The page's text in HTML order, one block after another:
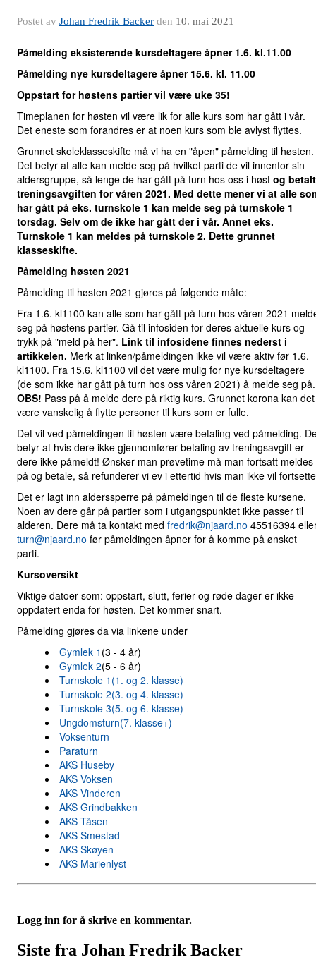
Postet av Johan Fredrik Backer den 10. mai 2021
Påmelding eksisterende kursdeltagere åpner 1.6. kl.11.00
Påmelding nye kursdeltagere åpner 15.6. kl. 11.00
Oppstart for høstens partier vil være uke 35!
Timeplanen for høsten vil være lik for alle kurs som har gått i vår.
Det eneste som forandres er at noen kurs som ble avlyst flyttes.
Grunnet skoleklasseskifte må vi ha en "åpen" påmelding til høsten.
Det betyr at alle kan melde seg på hvilket parti de vil innenfor sin
aldersgruppe, så lenge de har gått på turn hos oss i høst og betalt
treningsavgiften for våren 2021. Med dette mener vi at alle
har gått på eks. turnskole 1 kan melde seg på turnskole 1
torsdag. Selv om de ikke har gått der i vår. Annet eks.
Turnskole 1 kan meldes på turnskole 2. Dette grunnet
klasseskifte.
Påmelding høsten 2021
Påmelding til høsten 2021 gjøres på følgende måte:
Fra 1.6. kl1100 kan alle som har gått på turn hos våren 2021
seg på høstens partier. Gå til infosiden for deres aktuelle kurs og
trykk på "meld på her". Link til infosidene finnes nederst i
artikkelen. Merk at linken/påmeldingen ikke vil være aktiv før 1.6.
kl1100. Fra 15.6. kl1100 vil det være mulig for nye kursdeltagere
(de som ikke har gått på turn hos oss våren 2021) å melde seg på.
OBS! Pass på å melde dere på riktig kurs. Grunnet korona kan det
være vanskelig å flytte personer til kurs som er fulle.
Det vil ved påmeldingen til høsten være betaling ved påmelding.
betyr at hvis dere ikke gjennomfører betaling av treningsavgift er
dere ikke påmeldt! Ønsker man prøvetime må man fortsatt meldes
på og betale, så refunderer vi ev i ettertid hvis man ikke vil
Det er lagt inn alderssperre på påmeldingen til de fleste kursene.
Noen av dere går på partier som i utgangspunktet ikke passer til
alderen. Dere må ta kontakt med fredrik@njaard.no 45516394
turn@njaard.no før påmeldingen åpner for å komme på ønsket
parti.
Kursoversikt
Viktige datoer som: oppstart, slutt, ferier og røde dager er ikke
oppdatert enda for høsten. Det kommer snart.
Påmelding gjøres da via linkene under
Gymlek 1 (3 - 4 år)
Gymlek 2(5 - 6 år)
Turnskole 1(1. og 2. klasse)
Turnskole 2(3. og 4. klasse)
Turnskole 3(5. og 6. klasse)
Ungdomsturn(7. klasse+)
Voksenturn
Paraturn
AKS Huseby
AKS Voksen
AKS Vinderen
AKS Grindbakken
AKS Tåsen
AKS Smestad
AKS Skøyen
AKS Marienlyst
Logg inn for å skrive en kommentar.
Siste fra Johan Fredrik Backer